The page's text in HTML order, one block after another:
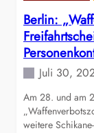
Berlin:
Juli 30,
Am 28. und am
weitere